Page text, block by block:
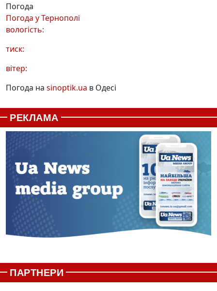
Погода
Погода уТернополі
вологість:
тиск:
вітер:
Погода на sinoptik.ua в Одесі
РЕКЛАМА
ПАРТНЕРИ